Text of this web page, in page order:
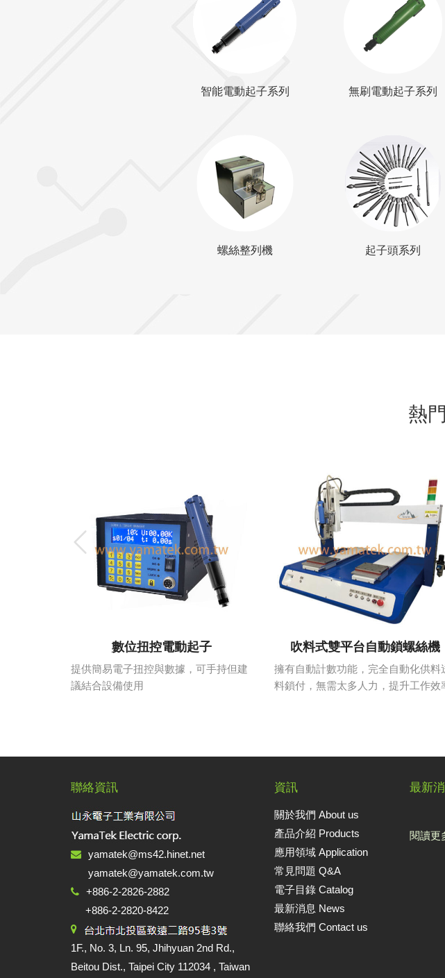
智能電動起子
智能電動起子系列
無刷電動起子
無刷電動起子系列
螺絲整列機
螺絲整列機
起子頭系列
起子頭系列
熱
數位扭控電動起子
提供簡易電子扭控與數據，可手持但建
議結合設備使用
吹料式雙平台自動鎖螺絲機
擁有自動計數功能，完全自動化供料
料鎖付，無需太多人力，提升工作效
聯絡資訊
yamatek@ms42.hinet.net
yamatek@yamatek.com.tw
+886-2-2826-2882
+886-2-2820-8422
1F., No. 3, Ln. 95, Jhihyuan 2nd Rd.,
Beitou Dist., Taipei City 112034 , Taiwan
資訊
關於我們 About us
產品介紹 Products
應用領域 Application
常見問題 Q&A
電子目錄 Catalog
最新消息 News
聯絡我們 Contact us
最新
閱讀更